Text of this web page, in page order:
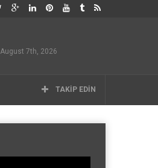
August 7th, 2026
TAKIP EDIN